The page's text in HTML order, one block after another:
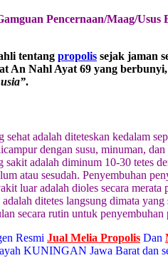
Pencernaan/Maag/Usus
tentang propolis sejak jaman
An Nahl Ayat 69 yang berbunyi,
.
adalah diteteskan kedalam
dengan susu, minuman,
adalah diminum 10-30 tetes
atau sesudah. Penyembuhan
luar adalah dioles secara
ditetes langsung dimata
secara rutin untuk penyembuhan
Resmi Jual Melia Propolis Dan
KUNINGAN Jawa Barat dan